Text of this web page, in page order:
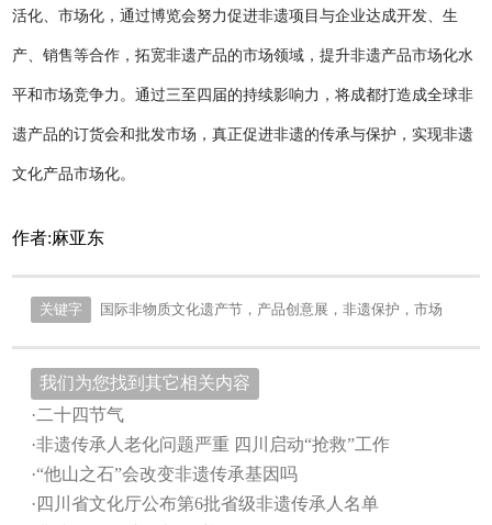
活化、市场化，通过博览会努力促进非遗项目与企业达成开发、生
产、销售等合作，拓宽非遗产品的市场领域，提升非遗产品市场化水
平和市场竞争力。通过三至四届的持续影响力，将成都打造成全球非
遗产品的订货会和批发市场，真正促进非遗的传承与保护，实现非遗
文化产品市场化。
作者:麻亚东
关键字 国际非物质文化遗产节，产品创意展，非遗保护，市场
我们为您找到其它相关内容
·二十四节气
·非遗传承人老化问题严重 四川启动“抢救”工作
·“他山之石”会改变非遗传承基因吗
·四川省文化厅公布第6批省级非遗传承人名单